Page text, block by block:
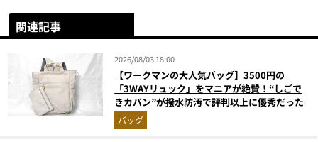
関連記事
2026/08/03 18:00
【ワークマンの大人気バッグ】3500円の
「3WAYリュック」をマニアが絶賛！“しごで
きカバン”が撥水防汚で評判以上に優秀だった
バッグ